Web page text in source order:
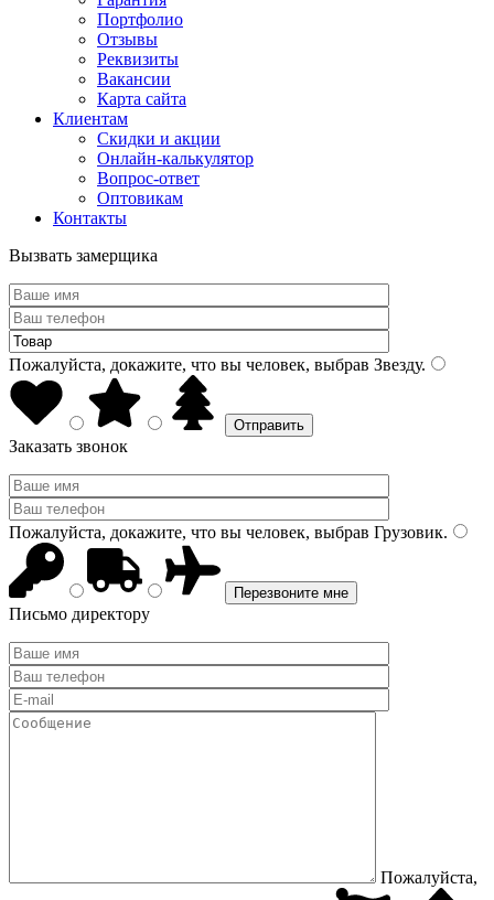
Портфолио
Отзывы
Реквизиты
Вакансии
Карта сайта
Клиентам
Скидки и акции
Онлайн-калькулятор
Вопрос-ответ
Оптовикам
Контакты
Вызвать замерщика
Пожалуйста, докажите, что вы человек, выбрав Звезду.
Заказать звонок
Пожалуйста, докажите, что вы человек, выбрав Грузовик.
Письмо директору
Пожалуйста,